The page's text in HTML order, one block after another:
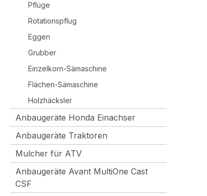
Pflüge
Rotationspflug
Eggen
Grubber
Einzelkorn-Sämaschine
Flächen-Sämaschine
Holzhäcksler
Anbaugeräte Honda Einachser
Anbaugeräte Traktoren
Mulcher für ATV
Anbaugeräte Avant MultiOne Cast
CSF